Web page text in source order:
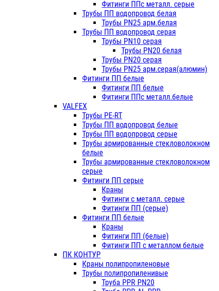
Фитинги ППс металл. серые
Трубы ПП водопровод белая
Трубы PN25 арм.белая
Трубы ПП водопровод серая
Трубы PN10 серая
Трубы PN20 белая
Трубы PN20 серая
Трубы PN25 арм.серая(алюмин)
Фитинги ПП белые
Фитинги ПП белые
Фитинги ППс металл.белые
VALFEX
Трубы PE-RT
Трубы ПП водопровод белые
Трубы ПП водопровод серые
Трубы армированные стекловолокном
белые
Трубы армированные стекловолокном
серые
Фитинги ПП серые
Краны
Фитинги с металл. серые
Фитинги ПП (серые)
Фитинги ПП белые
Краны
Фитинги ПП (белые)
Фитинги ПП с металлом белые
ПК КОНТУР
Краны полипропиленовые
Трубы полипропиленивые
Труба PPR PN20